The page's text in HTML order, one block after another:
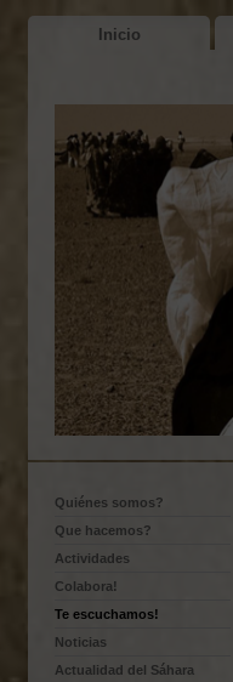
Inicio
Quiénes somos?
Que hacemos?
Actividades
Colabora!
Te escuchamos!
Noticias
Actualidad del Sáhara